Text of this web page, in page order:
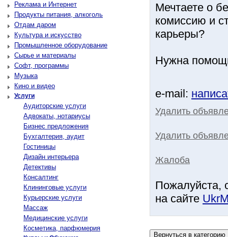
Реклама и Интернет
Продукты питания, алкоголь
Отдам даром
Культура и искусство
Промышленное оборудование
Сырье и материалы
Софт, программы
Музыка
Кино и видео
Услуги
Аудиторские услуги
Адвокаты, нотариусы
Бизнес предложения
Бухгалтерия, аудит
Гостиницы
Дизайн интерьера
Детективы
Консалтинг
Клининговые услуги
Курьерские услуги
Массаж
Медицинские услуги
Косметика, парфюмерия
Мечтаете о
комиссию и
карьеры?
Нужна
e-mail:
Удалить
Удалить
Жалоба
Пожалуйста,
на сайте